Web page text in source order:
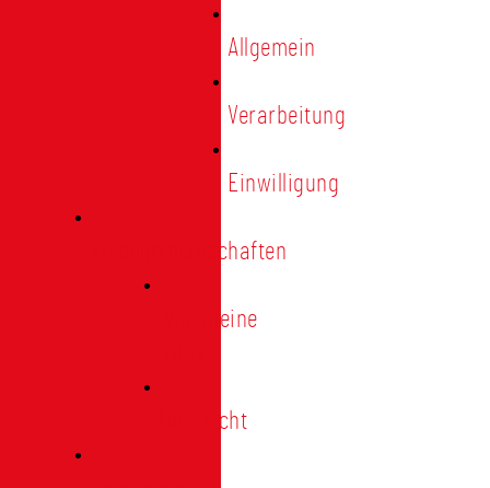
Allgemein
Verarbeitung
Einwilligung
Tischgemeinschaften
Allgemeine
Übersicht